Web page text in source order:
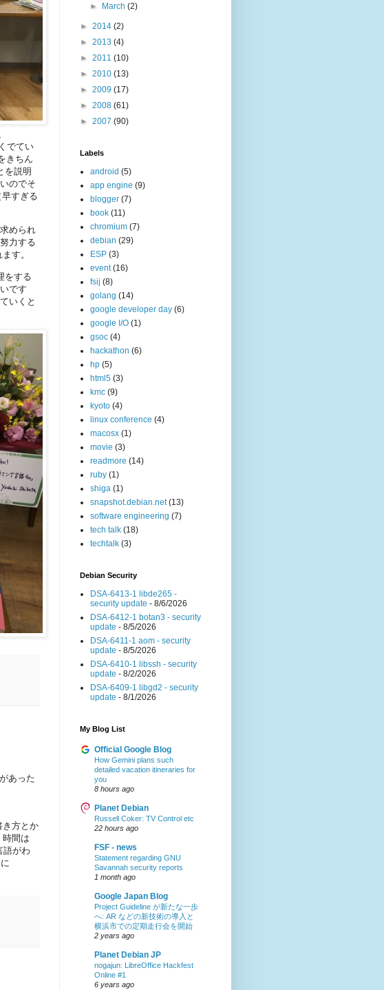
でてい
きちん
を説明
のでそ
すぎる
められ
力する
す。
をする
です
いくと
があった
き方とか
時間は
語がわ
► March(2)
► 2014 (2)
► 2013 (4)
► 2011 (10)
► 2010 (13)
► 2009 (17)
► 2008 (61)
► 2007 (90)
Labels
android (5)
app engine (9)
blogger (7)
book (11)
chromium (7)
debian (29)
ESP (3)
event (16)
fsij (8)
golang (14)
google developer day (6)
google I/O (1)
gsoc (4)
hackathon (6)
hp (5)
html5 (3)
kmc (9)
kyoto (4)
linux conference (4)
macosx (1)
movie (3)
readmore (14)
ruby (1)
shiga (1)
snapshot.debian.net (13)
software engineering (7)
tech talk (18)
techtalk (3)
Debian Security
DSA-6413-1 libde265 -
security update - 8/6/2026
DSA-6412-1 botan3 - security
update - 8/5/2026
DSA-6411-1 aom - security
update - 8/5/2026
DSA-6410-1 libssh - security
update - 8/2/2026
DSA-6409-1 libgd2 - security
update - 8/1/2026
My Blog List
Official Google Blog
How Gemini plans such
detailed vacation itineraries for
you
8 hours ago
Planet Debian
Russell Coker: TV Control etc
22 hours ago
FSF - news
Statement regarding GNU
Savannah security reports
1 month ago
Google Japan Blog
Project Guideline が新たな一歩
へ: AR などの新技術の導入と
横浜市での定期走行会を開始
2 years ago
Planet Debian JP
nogajun: LibreOffice Hackfest
Online #1
6 years ago